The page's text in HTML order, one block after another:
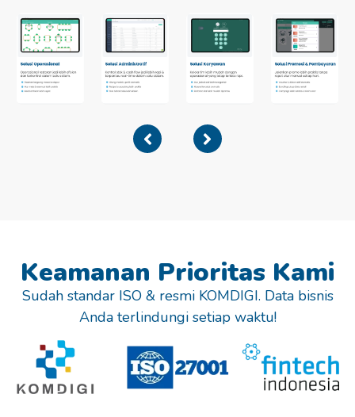
Keamanan Prioritas Kami
Sudah standar ISO & resmi KOMDIGI. Data bisnis
Anda terlindungi setiap waktu!